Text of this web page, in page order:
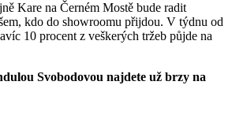
Kare na Černém Mostě bude radit
kdo do showroomu přijdou. V týdnu od
10 procent z veškerých tržeb půjde na
Svobodovou najdete už brzy na